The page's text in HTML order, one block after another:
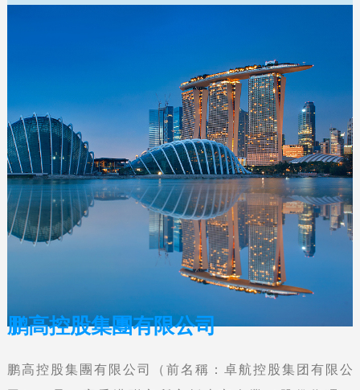
鹏高控股集團有限公司
鹏高控股集團有限公司（前名稱：卓航控股集团有限公